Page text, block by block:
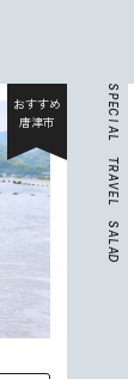
おすすめ
唐津市
S
P
E
C
I
A
L
T
R
A
V
E
L
S
A
L
A
D